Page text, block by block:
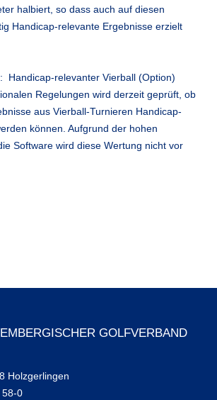
halbiert, so dass auch auf diesen
Handicap-relevante Ergebnisse erzielt
Handicap-relevanter Vierball (Option)
Regelungen wird derzeit geprüft, ob
aus Vierball-Turnieren Handicap-
können. Aufgrund der hohen
Software wird diese Wertung nicht vor
GOLFVERBAND
Holzgerlingen
58-0